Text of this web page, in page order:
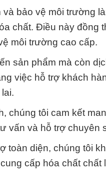
bảo vệ môi trường
chất. Điều này đồng
môi trường cao cấp.
sản phẩm mà còn
việc hỗ trợ khách
chúng tôi cam kết
vấn và hỗ trợ chuyên
toàn diện, chúng tôi
cấp hóa chất chất